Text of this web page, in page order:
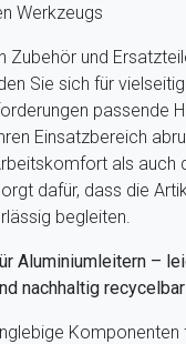
Werkzeugs
Zubehör und
Sie sich für
passende
Einsatzbereich
als auch
dafür, dass die
begleiten.
Aluminiumleitern –
nachhaltig recycelbar
Komponenten